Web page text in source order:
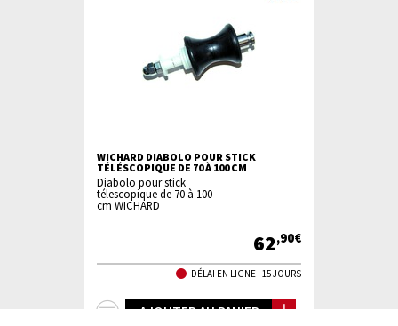
WICHARD DIABOLO POUR STICK
TÉLÉSCOPIQUE DE 70 À 100 CM
Diabolo pour stick
télescopique de 70 à 100
cm WICHARD
62,90€
DÉLAI EN LIGNE : 15 JOURS
+ AJOUTER AU PANIER